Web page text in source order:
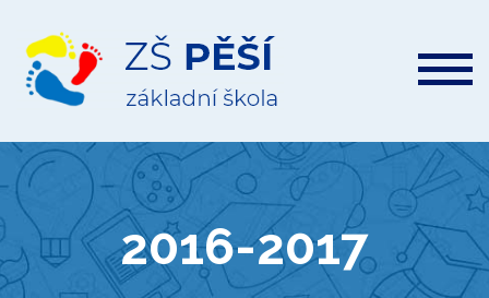
ZŠ
Pěší
2016-2017